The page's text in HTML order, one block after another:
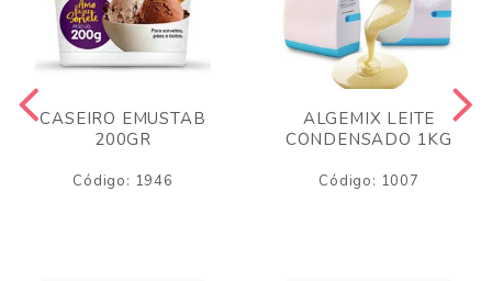
CASEIRO EMUSTAB
200GR
Código: 1946
ALGEMIX LEITE
CONDENSADO 1KG
Código: 1007